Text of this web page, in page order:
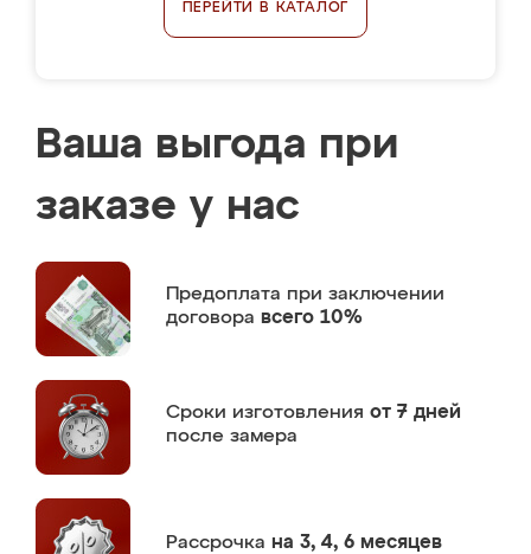
ПЕРЕЙТИ В КАТАЛОГ
Ваша выгода при
заказе у нас
Предоплата при заключении
договора всего 10%
Сроки изготовления от 7 дней
после замера
Рассрочка на 3, 4, 6 месяцев